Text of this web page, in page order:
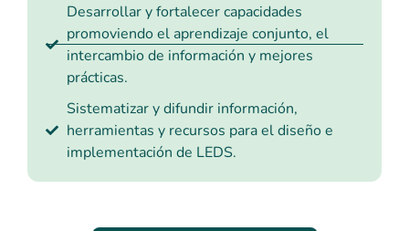
Desarrollar y fortalecer capacidades
promoviendo el aprendizaje conjunto, el
intercambio de información y mejores
prácticas.
Sistematizar y difundir información,
herramientas y recursos para el diseño e
implementación de LEDS.